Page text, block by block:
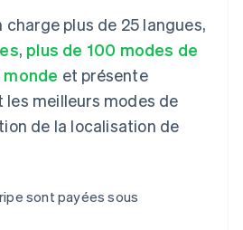
charge plus de 25 langues,
, plus de 100 modes de
et présente
meilleurs modes de
de la localisation de
sont payées sous